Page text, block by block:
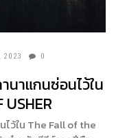
2023 0
าแกนซ่อนไว้ใน
USHER
ว้ใน The Fall of the